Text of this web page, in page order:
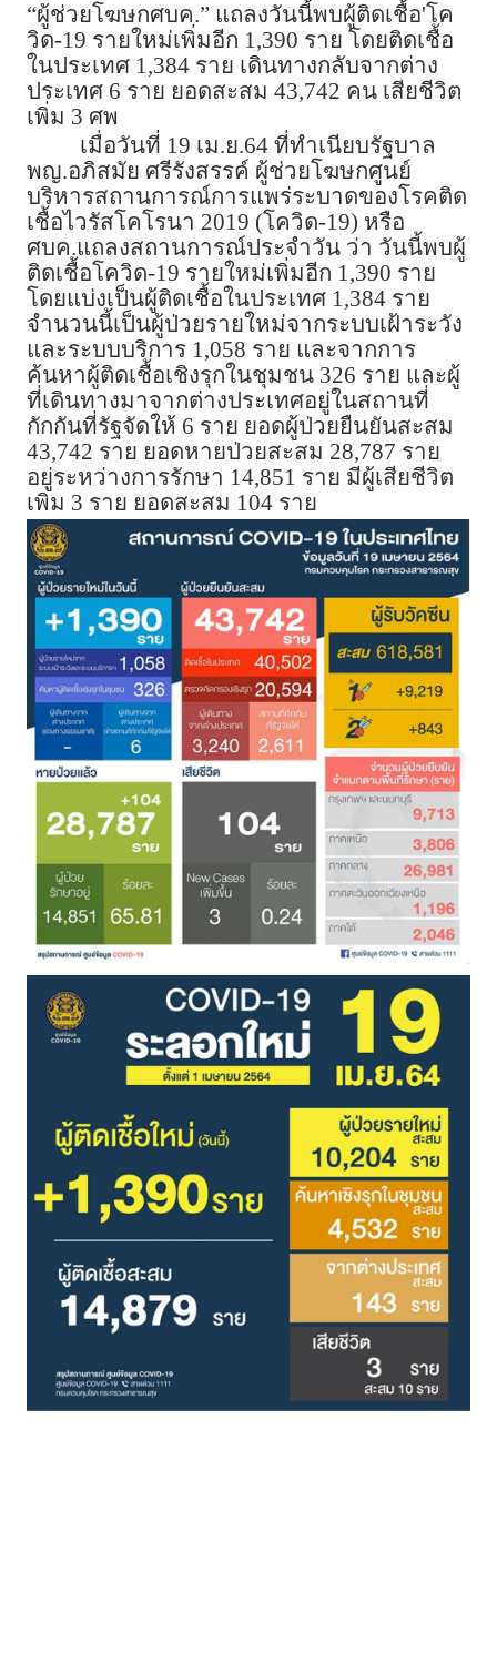
“ผู้ช่วยโฆษกศบค.” แถลงวันนี้พบผู้ติดเชื้อ'โค
วิด-19 รายใหม่เพิ่มอีก 1,390 ราย โดยติดเชื้อ
ในประเทศ 1,384 ราย เดินทางกลับจากต่าง
ประเทศ 6 ราย ยอดสะสม 43,742 คน เสียชีวิต
เพิ่ม 3 ศพ
เมื่อวันที่ 19 เม.ย.64 ที่ทำเนียบรัฐบาล
พญ.อภิสมัย ศรีรังสรรค์ ผู้ช่วยโฆษกศูนย์
บริหารสถานการณ์การแพร่ระบาดของโรคติด
เชื้อไวรัสโคโรนา 2019 (โควิด-19) หรือ
ศบค.แถลงสถานการณ์ประจำวัน ว่า วันนี้พบผู้
ติดเชื้อโควิด-19 รายใหม่เพิ่มอีก 1,390 ราย
โดยแบ่งเป็นผู้ติดเชื้อในประเทศ 1,384 ราย
จำนวนนี้เป็นผู้ป่วยรายใหม่จากระบบเฝ้าระวัง
และระบบบริการ 1,058 ราย และจากการ
ค้นหาผู้ติดเชื้อเชิงรุกในชุมชน 326 ราย และผู้
ที่เดินทางมาจากต่างประเทศอยู่ในสถานที่
กักกันที่รัฐจัดให้ 6 ราย ยอดผู้ป่วยยืนยันสะสม
43,742 ราย ยอดหายป่วยสะสม 28,787 ราย
อยู่ระหว่างการรักษา 14,851 ราย มีผู้เสียชีวิต
เพิ่ม 3 ราย ยอดสะสม 104 ราย